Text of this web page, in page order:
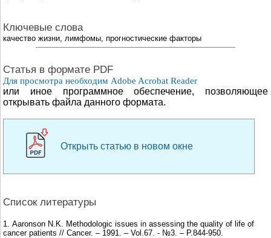
Ключевые слова
качество жизни, лимфомы, прогностические факторы
Cтатья в формате PDF
Для просмотра необходим Adobe Acrobat Reader
или иное программное обеспечение, позволяющее
открывать файла данного формата.
Открыть статью в новом окне
Список литературы
1. Aaronson N.K. Methodologic issues in assessing the quality of life of
cancer patients // Cancer. – 1991. – Vol.67. - №3. – P.844-950.